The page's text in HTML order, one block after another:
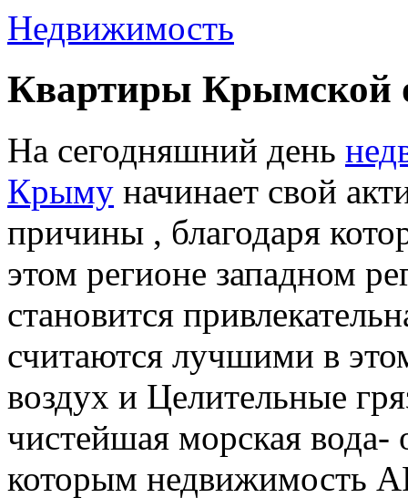
Недвижимость
Квартиры Крымской
На сегодняшний день
Крыму начинает свой
причины , благодаря
этом регионе западном
становится
считаются лучшими в
воздух и Целительные
чистейшая морская вода-
которым недвижимость